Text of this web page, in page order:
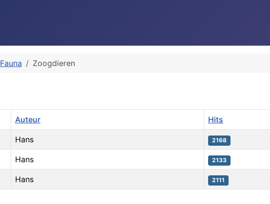
Fauna Zoogdieren
Auteur Hits
Hans 2168
Hans 2133
Hans 2111